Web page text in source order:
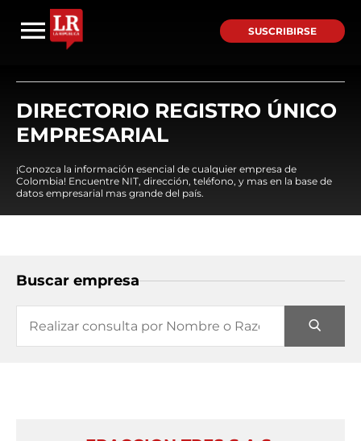
SUSCRIBIRSE
DIRECTORIO REGISTRO ÚNICO
EMPRESARIAL
¡Conozca la información esencial de cualquier empresa de
Colombia! Encuentre NIT, dirección, teléfono, y mas en la base de
datos empresarial mas grande del país.
Buscar empresa